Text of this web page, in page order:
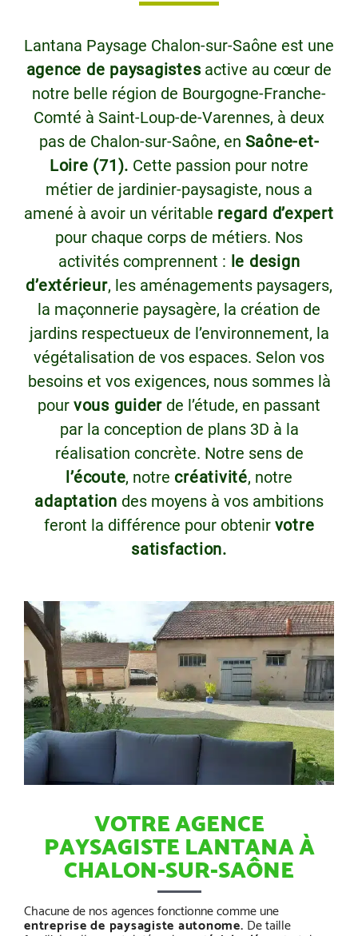
Lantana Paysage Chalon-sur-Saône est une
agence de paysagistesactive au cœur de
notre belle région de Bourgogne-Franche-
Comté à Saint-Loup-de-Varennes, à deux
pas de Chalon-sur-Saône, en Saône-et-
Loire (71). Cette passion pour notre
métier de jardinier-paysagiste, nous a
amené à avoir un véritable regard d’expert
pour chaque corps de métiers. Nos
activités comprennent : le design
d’extérieur, les aménagements paysagers,
la maçonnerie paysagère, la création de
jardins respectueux de l’environnement, la
végétalisation de vos espaces. Selon vos
besoins et vos exigences, nous sommes là
pour vous guider de l’étude, en passant
par la conception de plans 3D à la
réalisation concrète. Notre sens de
l’écoute, notre créativité, notre
adaptation des moyens à vos ambitions
feront la différence pour obtenir votre
satisfaction.
VOTRE AGENCE
PAYSAGISTE LANTANA À
CHALON-SUR-SAÔNE
Chacune de nos agences fonctionne comme une
entreprise de paysagiste autonome. De taille